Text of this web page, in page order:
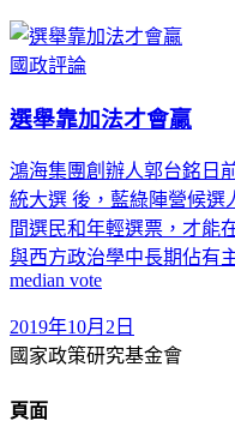
國政評論
選舉靠加法才會贏
鴻海集團創辦人郭台銘日
統大選 後，藍綠陣營候選
間選民和年輕選票，才能
與西方政治學中長期佔有
median vote
2019年10月2日
國家政策研究基金會
頁面